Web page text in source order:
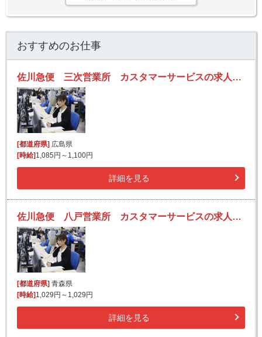
おすすめのお仕事
佐川急便 三次営業所 カスタマーサービスの求人！未経験歓迎！先輩たちがサポートします♪
[都道府県]広島県
[時給]1,085円～1,100円
詳細を見る
佐川急便 八戸営業所 カスタマーサービスの求人！未経験歓迎！先輩たちがサポートします♪
[都道府県] 青森県
[時給] 1,029円～1,029円
詳細を見る